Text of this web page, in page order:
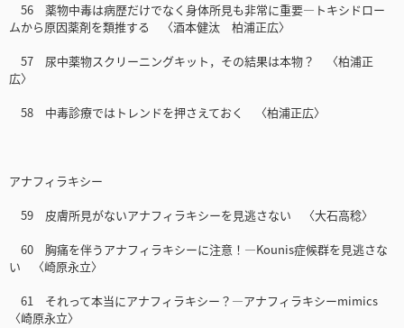
56 薬物中毒は病歴だけでなく身体所見も非常に重要―トキシドロー
ムから原因薬剤を類推する 〈酒本健汰 柏浦正広〉
57 尿中薬物スクリーニングキット，その結果は本物？ 〈柏浦正
広〉
58 中毒診療ではトレンドを押さえておく 〈柏浦正広〉
アナフィラキシー
59 皮膚所見がないアナフィラキシーを見逃さない 〈大石高稔〉
60 胸痛を伴うアナフィラキシーに注意！―Kounis症候群を見逃さな
い 〈崎原永立〉
61 それって本当にアナフィラキシー？―アナフィラキシーmimics
〈崎原永立〉